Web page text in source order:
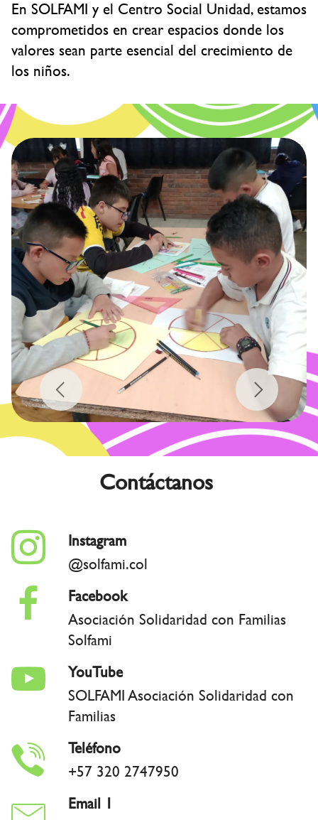
En SOLFAMI y el Centro Social Unidad, estamos
comprometidos en crear espacios donde los
valores sean parte esencial del crecimiento de
los niños.
Previous Next
Contáctanos
Instagram
@solfami.col
Facebook
Asociación Solidaridad con Familias
Solfami
YouTube
SOLFAMI Asociación Solidaridad con
Familias
Teléfono
+57 320 2747950
Email 1